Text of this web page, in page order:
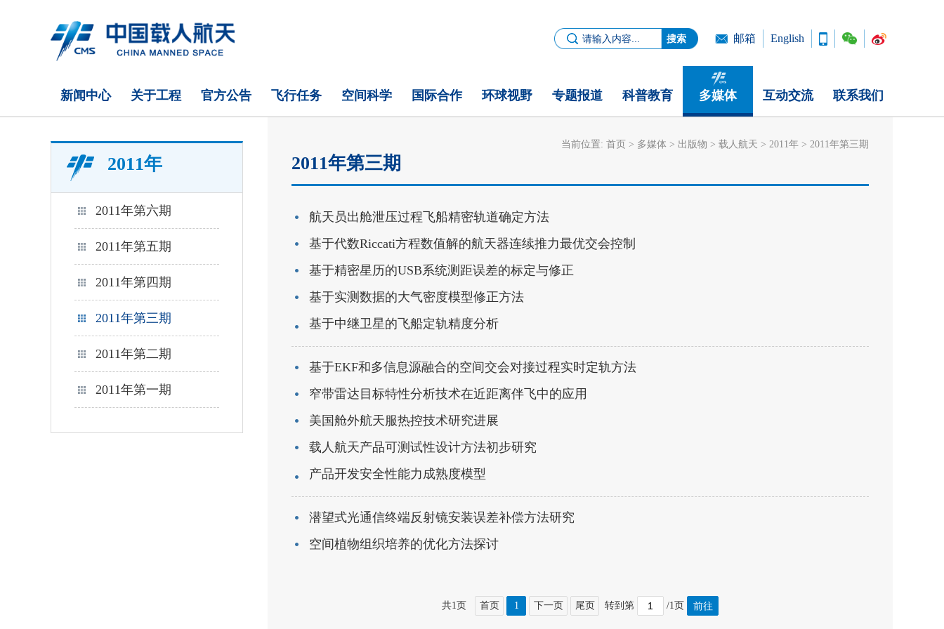
邮箱 English
新闻中心 关于工程 官方公告 飞行任务 空间科学 国际合作 环球视野 专题报道 科普教育 多媒体 互动交流 联系我们
2011年
2011年第六期
2011年第五期
2011年第四期
2011年第三期
2011年第二期
2011年第一期
当前位置: 首页 > 多媒体 > 出版物 > 载人航天 > 2011年 > 2011年第三期
2011年第三期
航天员出舱泄压过程飞船精密轨道确定方法
基于代数Riccati方程数值解的航天器连续推力最优交会控制
基于精密星历的USB系统测距误差的标定与修正
基于实测数据的大气密度模型修正方法
基于中继卫星的飞船定轨精度分析
基于EKF和多信息源融合的空间交会对接过程实时定轨方法
窄带雷达目标特性分析技术在近距离伴飞中的应用
美国舱外航天服热控技术研究进展
载人航天产品可测试性设计方法初步研究
产品开发安全性能力成熟度模型
潜望式光通信终端反射镜安装误差补偿方法研究
空间植物组织培养的优化方法探讨
共1页 首页 1 下一页 尾页 转到第 /1页